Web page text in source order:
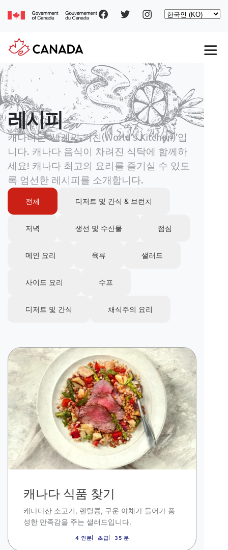
건
너
뛰
기
Social
Select
Main
navigation
레시피
캐나다는‘세계의 키친(World’s Kitchen)’입
니다. 캐나다 음식이 차려진 식탁에 함께하
세요! 캐나다 최고의 요리를 즐기실 수 있도
록 엄선한 레시피를 소개합니다.
전체 디저트 및 간식 & 브런치
저녁 생선 및 수산물 점심
메인 요리 육류 샐러드
사이드 요리 수프
디저트 및 간식 채식주의 요리
이
미
지
캐나다 식품 찾기
캐나다산 소고기, 렌틸콩, 구운 야채가 들어가 풍
성한 만족감을 주는 샐러드입니다.
4 인분 초급 35 분